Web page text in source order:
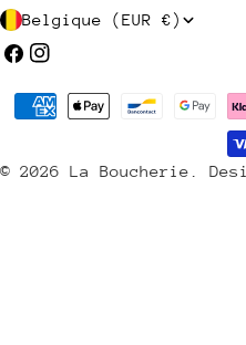
P
a
/
Belgique (EUR €)
Facebook
Instagram
© 2026 La Boucherie .
Méthodes
payement